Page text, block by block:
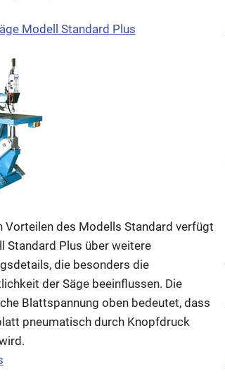
Modell Standard Plus
Vorteilen des Modells Standard verfügt
Standard Plus über weitere
die besonders die
der Säge beeinflussen. Die
Blattspannung oben bedeutet, dass
pneumatisch durch Knopfdruck